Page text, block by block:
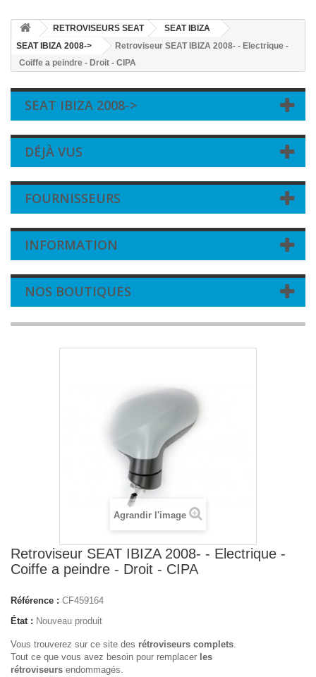
RETROVISEURS SEAT
SEAT IBIZA
SEAT IBIZA 2008->
Retroviseur SEAT IBIZA 2008- - Electrique -
Coiffe a peindre - Droit - CIPA
SEAT IBIZA 2008->
DÉJÀ VUS
FOURNISSEURS
INFORMATION
NOS BOUTIQUES
Agrandir l'image
Retroviseur SEAT IBIZA 2008- - Electrique -
Coiffe a peindre - Droit - CIPA
Référence : CF459164
État : Nouveau produit
Vous trouverez sur ce site des rétroviseurs complets.
Tout ce que vous avez besoin pour remplacer les
rétroviseurs endommagés.